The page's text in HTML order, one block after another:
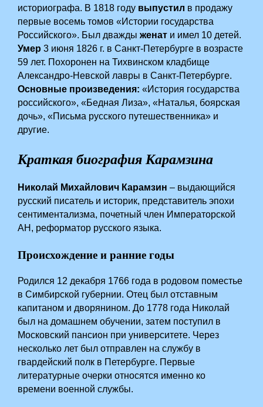
историографа. В 1818 году выпустил в продажу
первые восемь томов «Истории государства
Российского». Был дваждыженат и имел 10 детей.
Умер 3 июня 1826 г. в Санкт-Петербурге в возрасте
59 лет. Похоронен на Тихвинском кладбище
Александро-Невской лавры в Санкт-Петербурге.
Основные произведения: «История государства
российского», «Бедная Лиза», «Наталья, боярская
дочь», «Письма русского путешественника» и
другие.
Краткая биография Карамзина
Николай Михайлович Карамзин – выдающийся
русский писатель и историк, представитель эпохи
сентиментализма, почетный член Императорской
АН, реформатор русского языка.
Происхождение и ранние годы
Родился 12 декабря 1766 года в родовом поместье
в Симбирской губернии. Отец был отставным
капитаном и дворянином. До 1778 года Николай
был на домашнем обучении, затем поступил в
Московский пансион при университете. Через
несколько лет был отправлен на службу в
гвардейский полк в Петербурге. Первые
литературные очерки относятся именно ко
времени военной службы.